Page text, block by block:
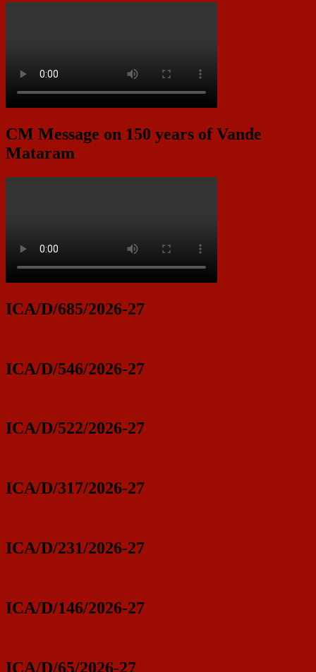
CM Message on 150 years of Vande
Mataram
ICA/D/685/2026-27
ICA/D/546/2026-27
ICA/D/522/2026-27
ICA/D/317/2026-27
ICA/D/231/2026-27
ICA/D/146/2026-27
ICA/D/65/2026-27